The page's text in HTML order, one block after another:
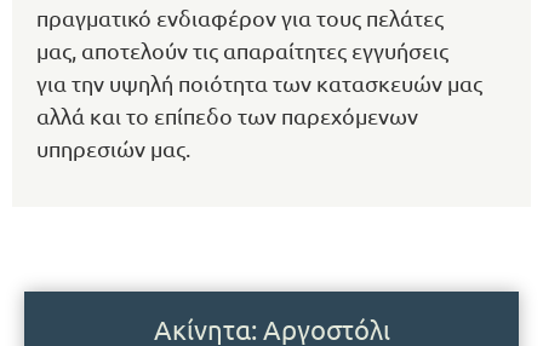
πραγματικό ενδιαφέρον για τους πελάτες
μας, αποτελούν τις απαραίτητες εγγυήσεις
για την υψηλή ποιότητα των κατασκευών μας
αλλά και το επίπεδο των παρεχόμενων
υπηρεσιών μας.
Ακίνητα: Αργοστόλι